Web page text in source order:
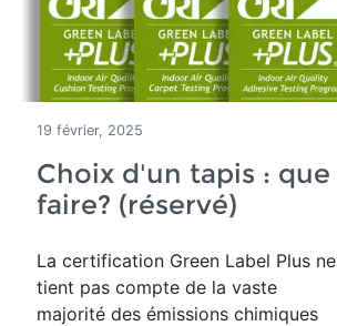
19 février, 2025
Choix d'un tapis : que
faire? (réservé)
La certification Green Label Plus ne
tient pas compte de la vaste
majorité des émissions chimiques